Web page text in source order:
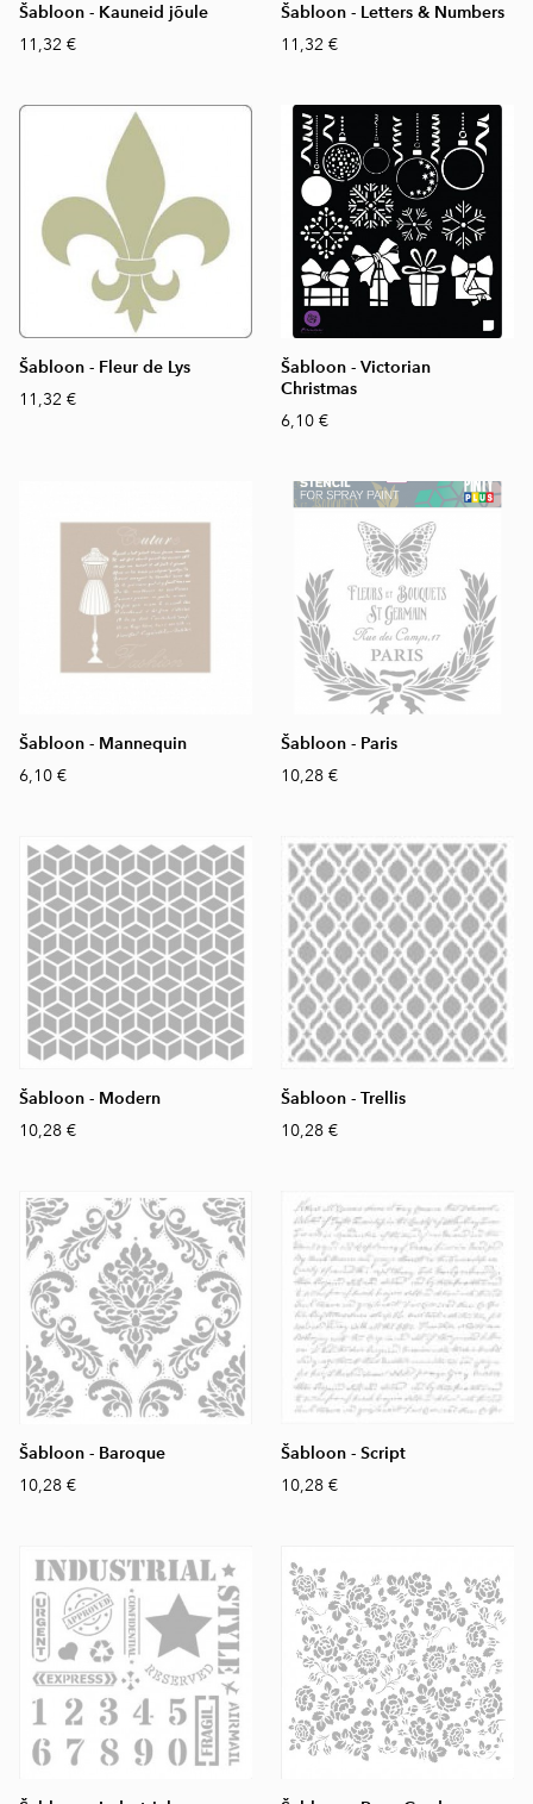
Šabloon - Kauneid jõule
11,32 €
Šabloon - Letters & Numbers
11,32 €
Šabloon - Fleur de Lys
11,32 €
Šabloon - Victorian
Christmas
6,10 €
Šabloon - Mannequin
6,10 €
Šabloon - Paris
10,28 €
Šabloon - Modern
10,28 €
Šabloon - Trellis
10,28 €
Šabloon - Baroque
10,28 €
Šabloon - Script
10,28 €